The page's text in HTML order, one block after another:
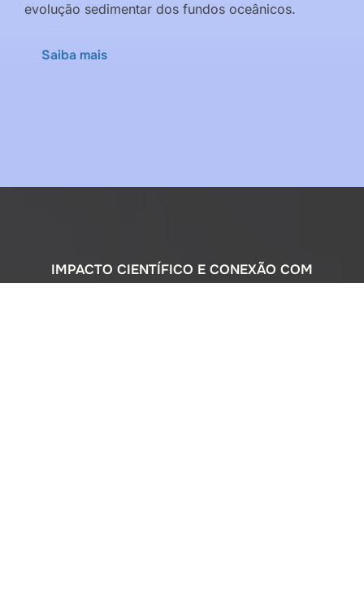
evolução sedimentar dos fundos oceânicos.
Saiba mais
IMPACTO CIENTÍFICO E CONEXÃO COM
A SOCIEDADE